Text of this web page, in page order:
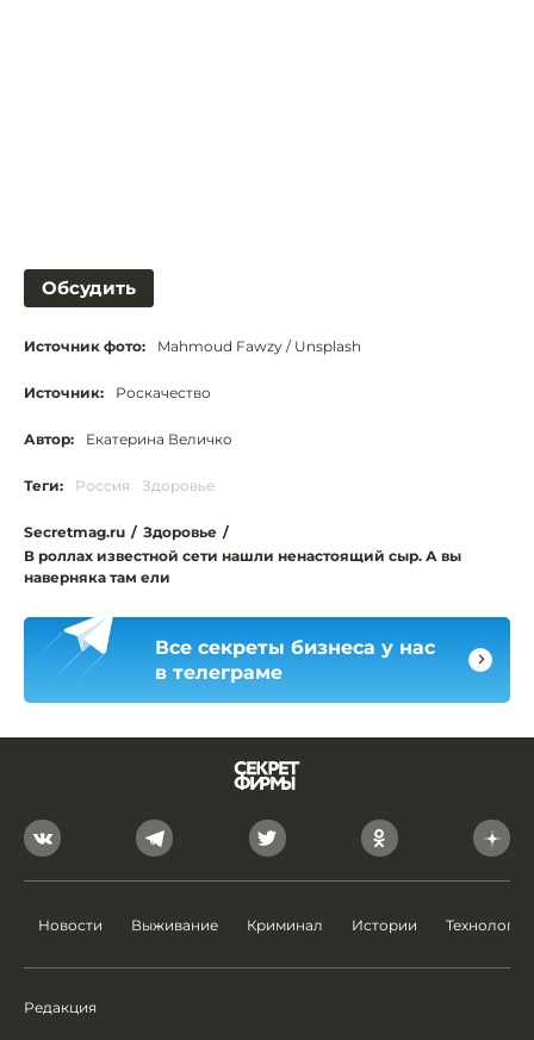
Обсудить
Источник фото: Mahmoud Fawzy / Unsplash
Источник: Роскачество
Автор: Екатерина Величко
Теги: Россия Здоровье
Secretmag.ru / Здоровье /
В роллах известной сети нашли ненастоящий сыр. А вы
наверняка там ели
Все секреты бизнеса у нас
в телеграме
Новости Выживание Криминал Истории Технологии
Редакция